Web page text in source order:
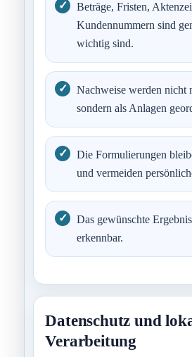
Beträge, Fristen,
Kundennummern sind
wichtig sind.
Nachweise werden nicht
sondern als Anlagen
Die Formulierungen
und vermeiden
Das gewünschte
erkennbar.
Datenschutz und
Verarbeitung